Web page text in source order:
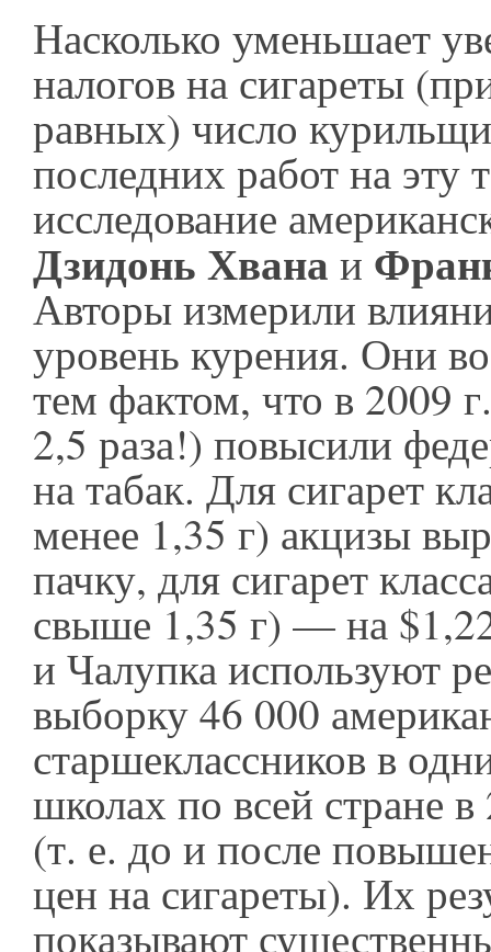
Насколько уменьшает
налогов на сигареты
равных) число
последних работ на
исследование
Дзидонь Хвана и
Авторы измерили
уровень курения. Они
тем фактом, что в 2009
2,5 раза!) повысили
на табак. Для сигарет
менее 1,35 г) акцизы
пачку, для сигарет
свыше 1,35 г) — на
и Чалупка используют
выборку 46 000
старшеклассников в
школах по всей стране
(т. е. до и после
цен на сигареты). Их
показывают